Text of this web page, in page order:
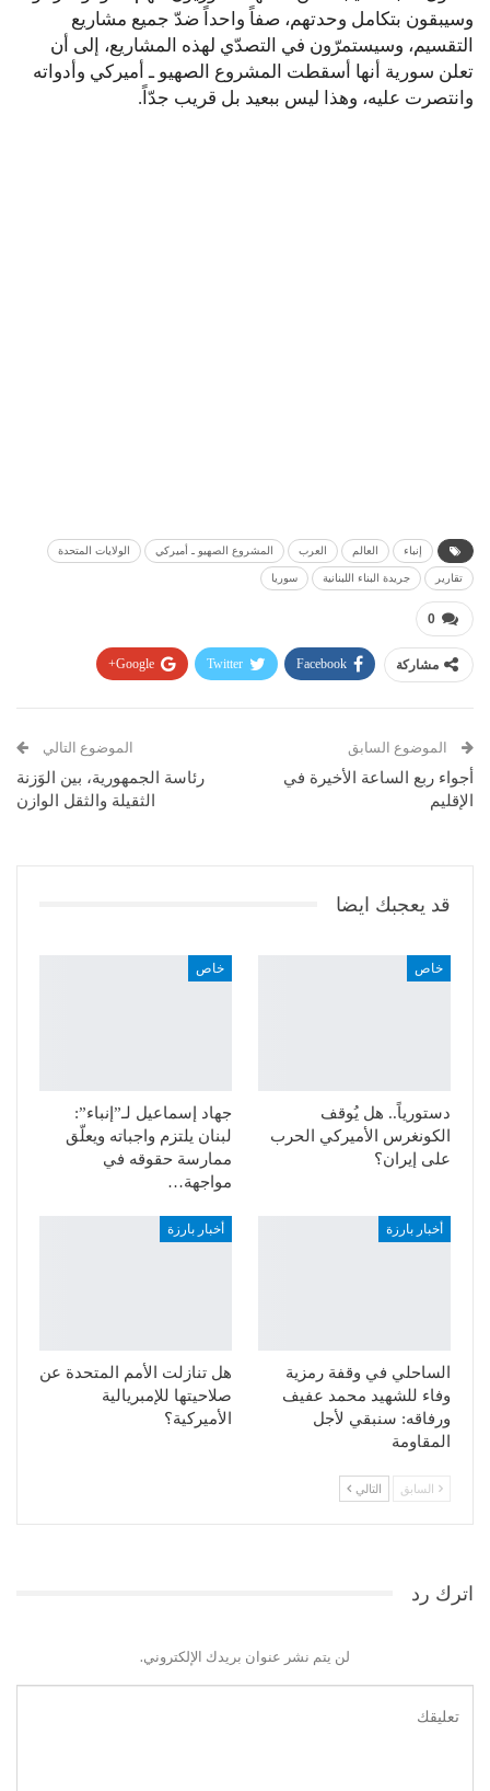
وسيبقون بتكامل وحدتهم، صفاً واحداً ضدّ جميع مشاريع
التقسيم، وسيستمرّون في التصدّي لهذه المشاريع، إلى أن
تعلن سورية أنها أسقطت المشروع الصهيو ـ أميركي وأدواته
وانتصرت عليه، وهذا ليس ببعيد بل قريب جدّاً.
إنباء العالم العرب المشروع الصهيو ـ أميركي الولايات المتحدة
تقارير جريدة البناء اللبنانية سوريا
0
مشاركة Facebook
Twitter
Google+
الموضوع السابق
أجواء ربع الساعة الأخيرة في
الإقليم
الموضوع التالي
رئاسة الجمهورية، بين الوَزنة
الثقيلة والثقل الوازن
قد يعجبك ايضا
خاص
دستورياً.. هل يُوقف
الكونغرس الأميركي الحرب
على إيران؟
خاص
جهاد إسماعيل لـ”إنباء”:
لبنان يلتزم واجباته ويعلّق
ممارسة حقوقه في
مواجهة…
أخبار بارزة
الساحلي في وقفة رمزية
وفاء للشهيد محمد عفيف
ورفاقه: سنبقي لأجل
المقاومة
أخبار بارزة
هل تنازلت الأمم المتحدة عن
صلاحيتها للإمبريالية
الأميركية؟
السابق التالي
اترك رد
لن يتم نشر عنوان بريدك الإلكتروني.